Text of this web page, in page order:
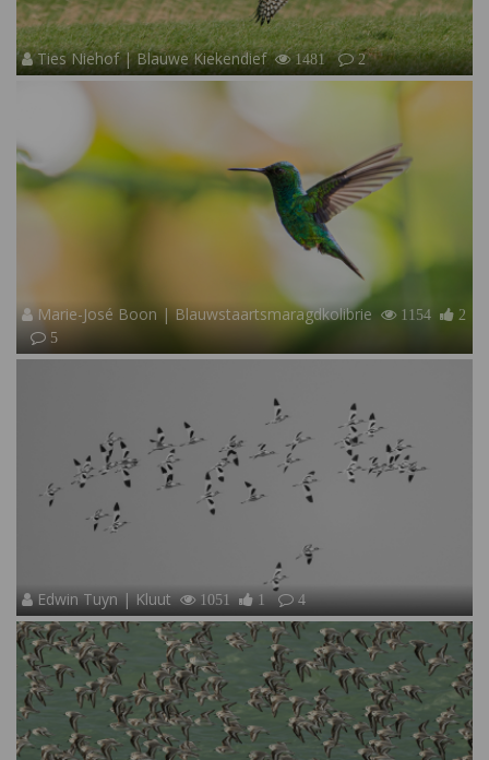
Ties Niehof | Blauwe Kiekendief 1481 2
Marie-José Boon | Blauwstaartsmaragdkolibrie 1154
2
5
Edwin Tuyn | Kluut 1051 1 4